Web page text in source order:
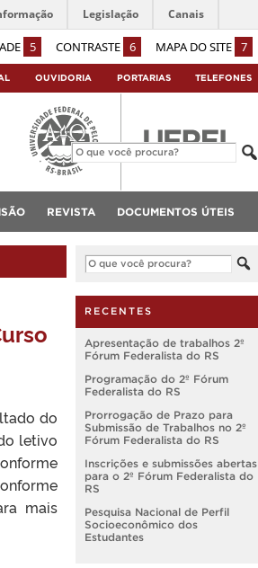
5 CONTRASTE 6 MAPA DO SITE 7
Legislação Canais
OUVIDORIA PORTARIAS TELEFONES
REVISTA DOCUMENTOS ÚTEIS
do
letivo
mais
RECENTES
Apresentação de trabalhos 2º
Fórum Federalista do RS
Programação do 2º Fórum
Federalista do RS
Prorrogação de Prazo para
Submissão de Trabalhos no 2º
Fórum Federalista do RS
Inscrições e submissões abertas
para o 2º Fórum Federalista do
RS
Pesquisa Nacional de Perfil
Socioeconômico dos
Estudantes